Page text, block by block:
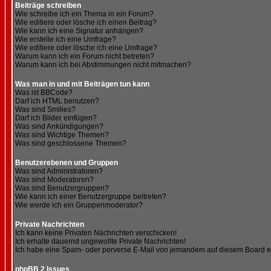
Beiträge schreiben
Wie schreibe ich ein Thema in ein Forum?
Wie editiere oder lösche ich einen Beitrag?
Wie kann ich eine Signatur anhängen?
Wie erstelle ich eine Umfrage?
Wie editiere oder lösche ich eine Umfrage?
Warum kann ich ein Forum nicht betreten?
Warum kann ich bei Abstimmungen nicht mitmachen?
Was man in und mit Beiträgen tun kann
Was ist BBCode?
Darf ich HTML benutzen?
Was sind Smilies?
Darf ich Bilder einfügen?
Was sind Ankündigungen?
Was sind Wichtige Themen?
Was sind geschlossene Themen?
Benutzerebenen und Gruppen
Was sind Administratoren?
Was sind Moderatoren?
Was sind Benutzergruppen?
Wie kann ich einer Benutzergruppe beitreten?
Wie werde ich ein Gruppenmoderator?
Private Nachrichten
Ich kann keine Privaten Nachrichten verschicken!
Ich erhalte dauernd ungewollte Private Nachrichten!
Ich habe eine Spam- oder perverse E-Mail von jemandem auf diesem Board
phpBB 2 Issues